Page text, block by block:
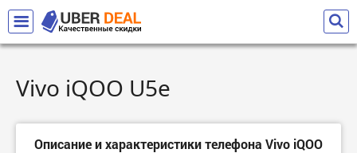
Vivo iQOO U5e
Описание и характеристики телефона Vivo iQOO